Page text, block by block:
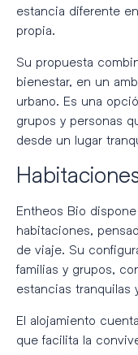
estancia diferente
propia.
Su propuesta
bienestar, en un
urbano. Es una
grupos y personas
desde un lugar
Entheos Bio
habitaciones,
de viaje. Su
familias y grupos,
estancias tranquilas
El alojamiento
que facilita la